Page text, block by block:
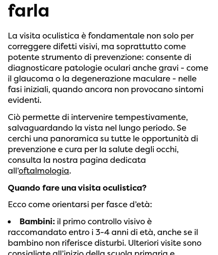
farla
La visita oculistica è fondamentale non solo per
correggere difetti visivi, ma soprattutto come
potente strumento di prevenzione: consente di
diagnosticare patologie oculari anche gravi - come
il glaucoma o la degenerazione maculare - nelle
fasi iniziali, quando ancora non provocano sintomi
evidenti.
Ciò permette di intervenire tempestivamente,
salvaguardando la vista nel lungo periodo. Se
cerchi una panoramica su tutte le opportunità di
prevenzione e cura per la salute degli occhi,
consulta la nostra pagina dedicata
all’oftalmologia.
Quando fare una visita oculistica?
Ecco come orientarsi per fasce d’età:
Bambini: il primo controllo visivo è
raccomandato entro i 3-4 anni di età, anche se il
bambino non riferisce disturbi. Ulteriori visite sono